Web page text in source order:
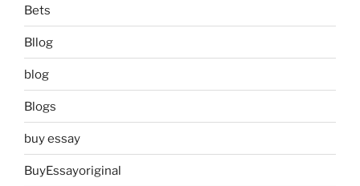
Bets
Bllog
blog
Blogs
buy essay
BuyEssayoriginal